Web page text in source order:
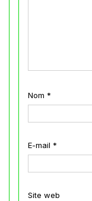
Nom *
E-mail *
Site web